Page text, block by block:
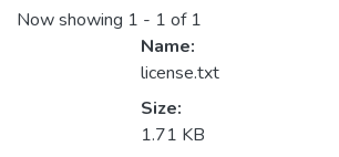
Now showing 1 - 1 of 1
Name:
license.txt
Size:
1.71 KB